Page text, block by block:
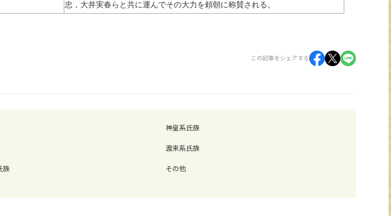
忠，大井実春らと共に運んでその大力を頼朝に称賛される。
この記事をシェアする
族
神皇系氏族
渡来系氏族
その他